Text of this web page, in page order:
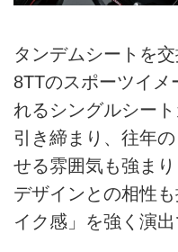
タンデムシートを
8TTのスポーツイメ
れるシングルシー
引き締まり、往年
せる雰囲気も強ま
デザインとの相性
イク感」を強く演